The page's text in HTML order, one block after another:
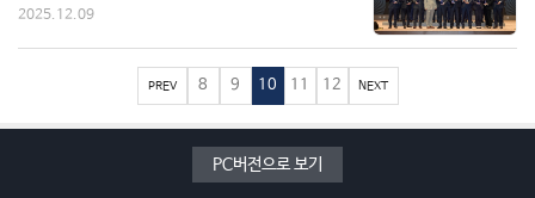
2025.12.09
PREV 8 9 10 11 12 NEXT
PC버전으로 보기